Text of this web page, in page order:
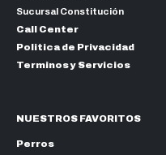
Sucursal Constitución
Call Center
Politica de Privacidad
Terminos y Servicios
NUESTROS FAVORITOS
Perros